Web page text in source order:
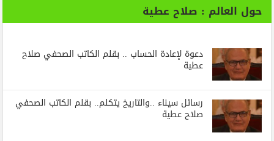
حول العالم : صلاح عطية
دعوة لإعادة الحساب .. بقلم الكاتب الصحفي صلاح
عطية
رسائل‭ ‬سيناء‭.. ‬والتاريخ‭ ‬يتكلم.. بقلم الكاتب الصحفي
صلاح عطية